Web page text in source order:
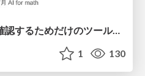
Lean は証明の正しさを確認するためだけのツールって思ってませんか？
1 130